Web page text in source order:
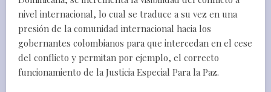
nivel internacional, lo cual se traduce a su vez en una
presión de la comunidad internacional hacia los
gobernantes colombianos para que intercedan en el cese
del conflicto y permitan por ejemplo, el correcto
funcionamiento de la Justicia Especial Para la Paz.